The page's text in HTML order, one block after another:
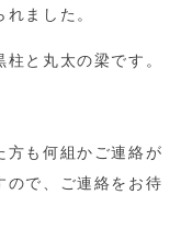
ました。
と丸太の梁です。
方も何組かご連絡が
ので、ご連絡をお待